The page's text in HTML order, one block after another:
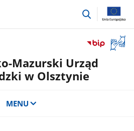
przejdź
okno
Mazurski Urząd
w Olsztynie
MENU